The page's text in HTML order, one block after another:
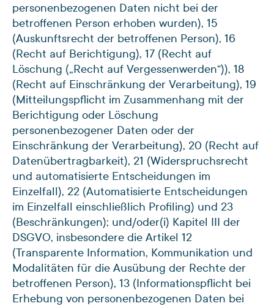
personenbezogenen Daten nicht bei der
betroffenen Person erhoben wurden), 15
(Auskunftsrecht der betroffenen Person), 16
(Recht auf Berichtigung), 17 (Recht auf
Löschung („Recht auf Vergessenwerden“)), 18
(Recht auf Einschränkung der Verarbeitung), 19
(Mitteilungspflicht im Zusammenhang mit der
Berichtigung oder Löschung
personenbezogener Daten oder der
Einschränkung der Verarbeitung), 20 (Recht auf
Datenübertragbarkeit), 21 (Widerspruchsrecht
und automatisierte Entscheidungen im
Einzelfall), 22 (Automatisierte Entscheidungen
im Einzelfall einschließlich Profiling) und 23
(Beschränkungen); und/oder(i) Kapitel III der
DSGVO, insbesondere die Artikel 12
(Transparente Information, Kommunikation und
Modalitäten für die Ausübung der Rechte der
betroffenen Person), 13 (Informationspflicht bei
Erhebung von personenbezogenen Daten bei